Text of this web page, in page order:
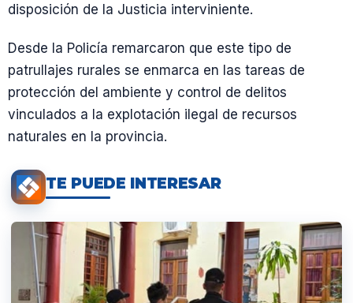
disposición de la Justicia interviniente.
Desde la Policía remarcaron que este tipo de
patrullajes rurales se enmarca en las tareas de
protección del ambiente y control de delitos
vinculados a la explotación ilegal de recursos
naturales en la provincia.
TE PUEDE INTERESAR